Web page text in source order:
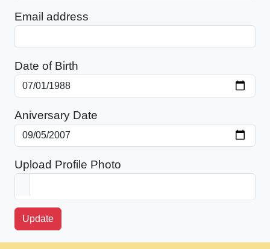
Email address
Date of Birth
Aniversary Date
Upload Profile Photo
Update